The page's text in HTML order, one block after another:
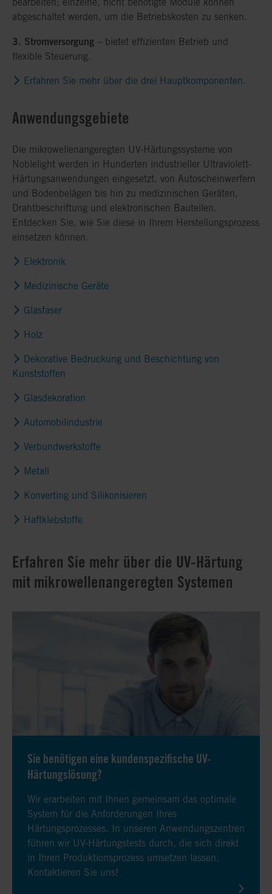
bearbeiten; einzelne, nicht benötigte Module können
abgeschaltet werden, um die Betriebskosten zu senken.
3. Stromversorgung – bietet effizienten Betrieb und
flexible Steuerung.
Erfahren Sie mehr über die drei Hauptkomponenten.
Anwendungsgebiete
Die mikrowellenangeregten UV-Härtungssysteme von
Noblelight werden in Hunderten industrieller Ultraviolett-
Härtungsanwendungen eingesetzt, von Autoscheinwerfern
und Bodenbelägen bis hin zu medizinischen Geräten,
Drahtbeschriftung und elektronischen Bauteilen.
Entdecken Sie, wie Sie diese in Ihrem Herstellungsprozess
einsetzen können.
Elektronik
Medizinische Geräte
Glasfaser
Holz
Dekorative Bedruckung und Beschichtung von
Kunststoffen
Glasdekoration
Automobilindustrie
Verbundwerkstoffe
Metall
Konverting und Silikonisieren
Haftklebstoffe
Erfahren Sie mehr über die UV-Härtung
mit mikrowellenangeregten Systemen
Sie benötigen eine kundenspezifische UV-
Härtungslösung?
Wir erarbeiten mit Ihnen gemeinsam das optimale
System für die Anforderungen Ihres
Härtungsprozesses. In unseren Anwendungszentren
führen wir UV-Härtungstests durch, die sich direkt
in Ihren Produktionsprozess umsetzen lassen.
Kontaktieren Sie uns!